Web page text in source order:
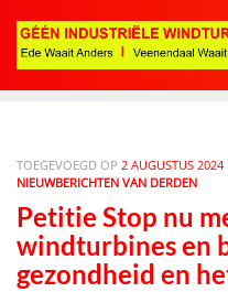
TOEGEVOEGD OP2 AUGUSTUS 2024
NIEUWBERICHTEN VAN DERDEN
Petitie Stop nu
windturbines en
gezondheid en